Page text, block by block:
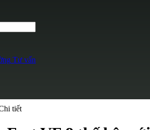
Tư vấn
tiết